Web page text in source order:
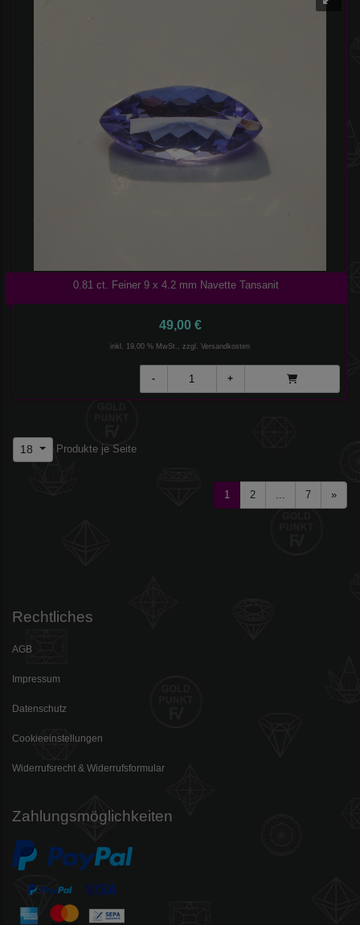
0.81 ct. Feiner 9 x 4.2 mm Navette Tansanit
49,00 €
inkl. 19,00 % MwSt., zzgl. Versandkosten
18 Produkte je Seite
1 2 7 »
Rechtliches
AGB
Impressum
Datenschutz
Cookieeinstellungen
Widerrufsrecht & Widerrufsformular
Zahlungsmöglichkeiten